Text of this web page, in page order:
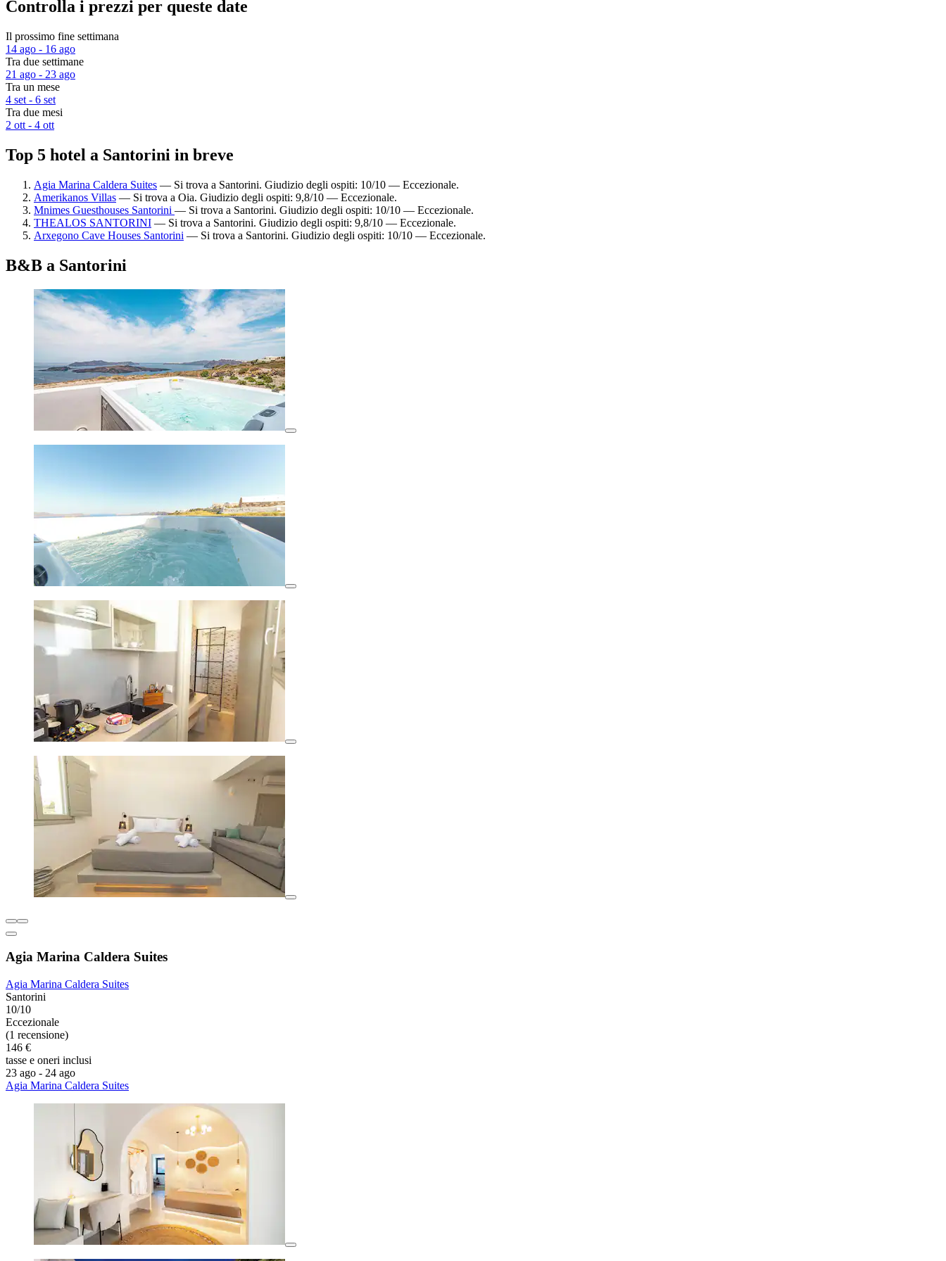
Controlla i prezzi per queste date
Il prossimo fine settimana
14 ago - 16 ago
Tra due settimane
21 ago - 23 ago
Tra un mese
4 set - 6 set
Tra due mesi
2 ott - 4 ott
Top 5 hotel a Santorini in breve
Agia Marina Caldera Suites — Si trova a Santorini. Giudizio degli ospiti: 10/10 — Eccezionale.
Amerikanos Villas — Si trova a Oia. Giudizio degli ospiti: 9,8/10 — Eccezionale.
Mnimes Guesthouses Santorini — Si trova a Santorini. Giudizio degli ospiti: 10/10 — Eccezionale.
THEALOS SANTORINI — Si trova a Santorini. Giudizio degli ospiti: 9,8/10 — Eccezionale.
Arxegono Cave Houses Santorini — Si trova a Santorini. Giudizio degli ospiti: 10/10 — Eccezionale.
B&B a Santorini
Agia Marina Caldera Suites
Agia Marina Caldera Suites
Santorini
10/10
Eccezionale
(1 recensione)
146 €
tasse e oneri inclusi
23 ago - 24 ago
Agia Marina Caldera Suites